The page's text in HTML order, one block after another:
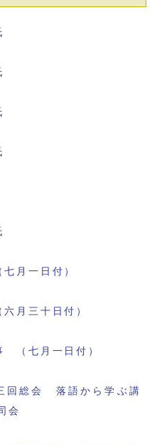
月一日付）
月三十日付）
（七月一日付）
回総会 落語から学ぶ講
会